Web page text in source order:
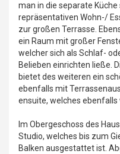
man in die separate
repräsentativen Wohn-/
zur großen Terrasse.
ein Raum mit großer
welcher sich als Schlaf-
Belieben einrichten ließe.
bietet des weiteren ein
ebenfalls mit
ensuite, welches ebenfalls
Im Obergeschoss des
Studio, welches bis zum
Balken ausgestattet ist.